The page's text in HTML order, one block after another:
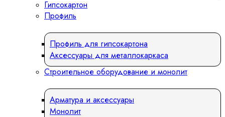
Гипсокартон
Профиль
Профиль для гипсокартона
Аксессуары для металлокаркаса
Строительное оборудование и монолит
Арматура и аксессуары
Монолит